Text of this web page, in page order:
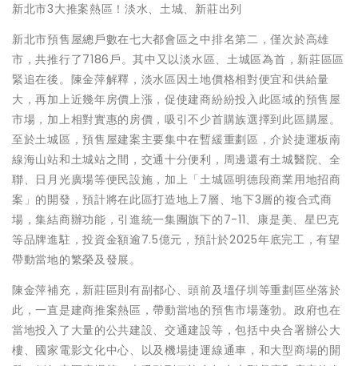
新北市3大推案熱區！淡水、土城、新莊出列
新北市預售屋總戶數在七大都會區之中排名第二，僅次於高雄
市，共推行了7186戶。其中又以淡水區、土城區為首，新莊區區
緊追在後。陳金萍解釋，淡水區因土地價格相對便宜和供給量
大，再加上近幾年房價上漲，促使建商紛紛投入此區域的預售屋
市場，加上相對實惠的房價，吸引不少首購族選擇到此區購屋。
至於土城區，預售屋建案主要集中在暫緩重劃區，介於捷運板南
線海山站和土城站之間，交通十分便利，周邊還有土城醫院、全
聯、日月光廣場等便民設施，加上「土城區明德段商業用地招商
案」的開發，預計將在此區打造地上7層、地下3層的複合式商
場，集結商辦功能，引進統一集團旗下的7-11、康是美、星巴克
等品牌進駐，投資金額逾7.5億元，預計於2025年底完工，有望
帶動當地的繁榮及發展。
陳金萍補充，新莊區則有副都心、頭前及塭仔圳等重劃區坐落於
此，一直是建商推案熱區，帶動當地的預售市場蓬勃。政府也在
當地投入了大量的公共建設、交通建設等，包括中央合署辦公大
樓、國家電影文化中心、以及機場捷運線通車，和大型商場的開